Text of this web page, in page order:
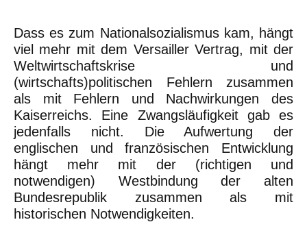
Dass es zum Nationalsozialismus kam, hängt
viel mehr mit dem Versailler Vertrag, mit der
Weltwirtschaftskrise und
(wirtschafts)politischen Fehlern zusammen
als mit Fehlern und Nachwirkungen des
Kaiserreichs. Eine Zwangsläufigkeit gab es
jedenfalls nicht. Die Aufwertung der
englischen und französischen Entwicklung
hängt mehr mit der (richtigen und
notwendigen) Westbindung der alten
Bundesrepublik zusammen als mit
historischen Notwendigkeiten.